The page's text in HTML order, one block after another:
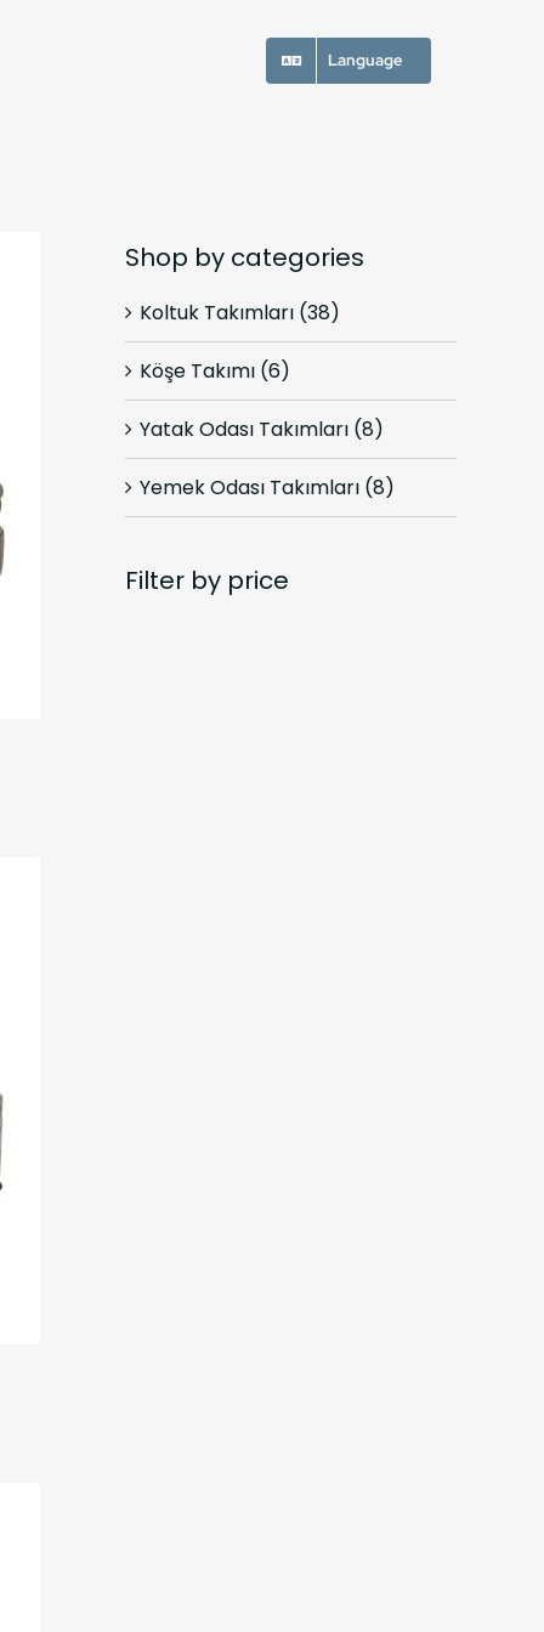
Language
Shop by categories
Koltuk Takımları (38)
Köşe Takımı (6)
Yatak Odası Takımları (8)
Yemek Odası Takımları (8)
Filter by price